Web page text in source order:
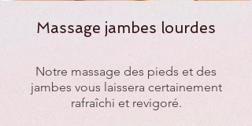
Massage jambes lourdes
Notre massage des pieds et des
jambes vous laissera certainement
rafraîchi et revigoré.